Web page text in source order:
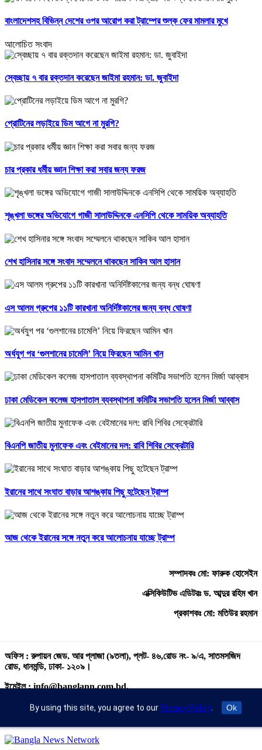
বাংলাদেশসহ বিভিন্ন দেশের ওপর আরোপ করা ট্রাম্পের শুল্ক ফের মামলার মুখে
আলোচিত সংবাদ
স্বেচ্ছায় ৭ বার রক্তদান করেছেন জাইমা রহমান: ডা. জুবাইদা
প্রোটিনের লড়াইয়ে ডিম আগে না মুরগি?
চার প্রকার ধর্মীয় জ্ঞান শিক্ষা করা সবার জন্য ফরজ
শৃঙ্খলা ভঙ্গের অভিযোগে গাজী সালাউদ্দিনকে এনসিপি থেকে সাময়িক অব্যাহতি
শেখ হাসিনার সঙ্গে সংবাদ সম্মেলনে থাকছেন সাকিব আল হাসান
এস আলম গ্রুপের ১১টি কারখানা অনির্দিষ্টকালের জন্য বন্ধ ঘোষণা
অর্ধযুগ পর ‘গুলশানের চামেলি’ নিয়ে ফিরছেন আমিন খান
ঢাকা মেডিকেল কলেজ হাসপাতাল ব্যবস্থাপনা কমিটির সভাপতি হলেন মির্জা আব্বাস
বিএনপি জাতীয় মুনাফেক এবং বেইমানের দল: রাবি শিবির সেক্রেটারি
ইরানের সাথে সংঘাত বাড়ার আশঙ্কায় পিছু হটেছেন ট্রাম্প
আজ থেকে ইরানের সঙ্গে নতুন করে আলোচনায় যাচ্ছে ট্রাম্প
সম্পাদকঃ মো: ফারুক হোসেইন
এক্সিকিউটিভ এডিটরঃ ড. আব্দুর রহিম খান
প্রকাশকঃ মো: মতিউর রহমান
অফিস : রুপায়ন জেড. আর প্লাজা (৯তলা), প্লট- ৪৬,রোড নং- ৯/এ, সাতমসজিদ
রোড, ধানমন্ডি, ঢাকা- ১২০৯।
ইমেইল : info@banglann.com.bd,
By using this site, you agree to ourPrivacy Policy. Ok